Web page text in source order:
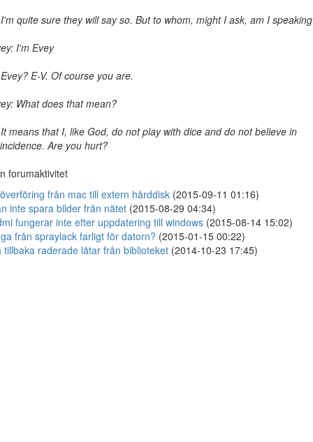
quite sure they will say so. But to whom, might I ask, am I
I'm Evey
E-V. Of course you are.
What does that mean?
means that I, like God, do not play with dice and do not believe in
Are you hurt?
forumaktivitet
från mac till extern hårddisk (2015-09-11 01:16)
inte spara bilder från nätet (2015-08-29 04:34)
fungerar inte efter uppdatering till windows (2015-08-14 15:02)
från spraylack farligt för datorn? (2015-01-15 00:22)
tillbaka raderade låtar från biblioteket (2014-10-23 17:45)